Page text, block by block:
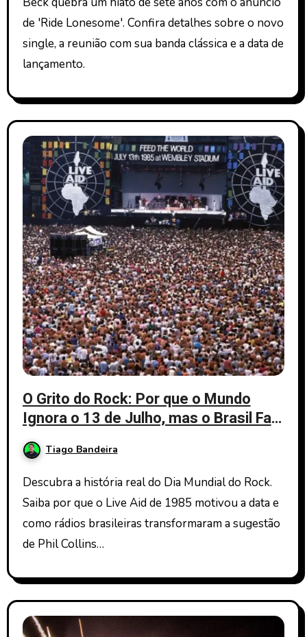
de 'Ride Lonesome'. Confira detalhes sobre o novo
single, a reunião com sua banda clássica e a data de
lançamento.
O Grito do Rock: Por que o Mundo
Ignora o 13 de Julho, mas o Brasil Faz
Barulho?
Tiago Bandeira
Descubra a história real do Dia Mundial do Rock.
Saiba por que o Live Aid de 1985 motivou a data e
como rádios brasileiras transformaram a sugestão
de Phil Collins…